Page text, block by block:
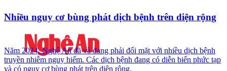
Nhiều nguy cơ bùng phát dịch bệnh trên diện rộng
Năm 2024, Nghệ An đã và đang phải đối mặt với nhiều dịch bệnh
truyền nhiễm nguy hiểm. Các dịch bệnh đang có diễn biến phức tạp
và có nguy cơ bùng phát trên diện rộng.